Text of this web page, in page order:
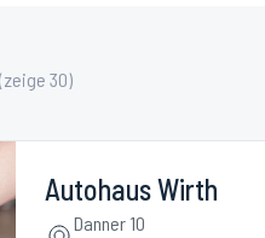
(zeige 30)
Autohaus Wirth
Danner 10